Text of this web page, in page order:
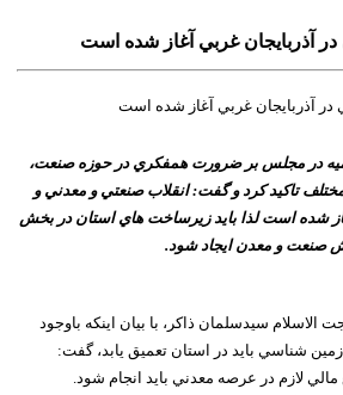
آذربايجان غربي آغاز شده است
در مجلس بر ضرورت همفکري در حوزه صنعت،
تاکيد کرد و گفت: انقلاب صنعتي و معدني و
شده است لذا بايد زيرساخت هاي استان در بخش
صنعت و معدن ايجاد شود.
الاسلام سيدسلمان ذاکر، با بيان اينکه باوجود
شناسي بايد در استان تعميق يابد، گفت:
لازم در عرصه معدني بايد انجام شود.